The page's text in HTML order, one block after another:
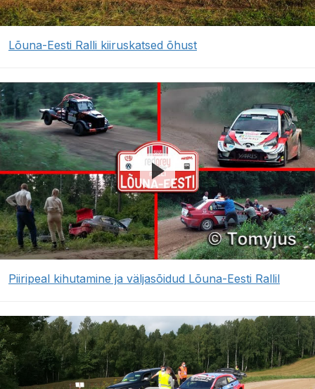
Lõuna-Eesti Ralli kiiruskatsed õhust
Piiripeal kihutamine ja väljasõidud Lõuna-Eesti Rallil